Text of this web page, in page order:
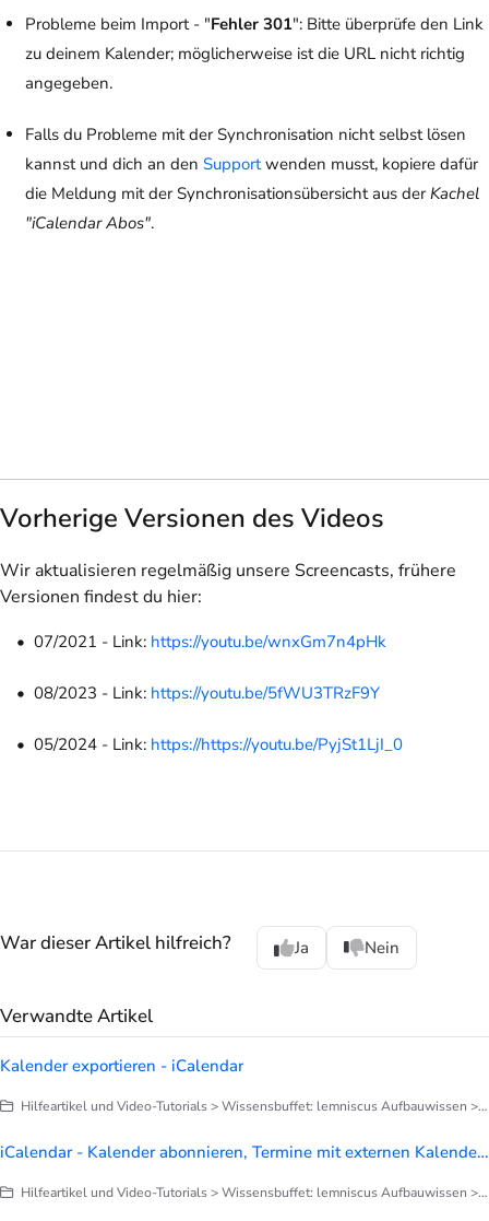
Probleme beim Import - "Fehler 301": Bitte überprüfe den Link
zu deinem Kalender; möglicherweise ist die URL nicht richtig
angegeben.
Falls du Probleme mit der Synchronisation nicht selbst lösen
kannst und dich an den Supportwenden musst, kopiere dafür
die Meldung mit der Synchronisationsübersicht aus derKachel
"iCalendar Abos".
Vorherige Versionen des Videos
Wir aktualisieren regelmäßig unsere Screencasts, frühere
Versionen findest du hier:
07/2021 - Link: https://youtu.be/wnxGm7n4pHk
08/2023 - Link: https://youtu.be/5fWU3TRzF9Y
05/2024 - Link: https://https://youtu.be/PyjSt1LjI_0
War dieser Artikel hilfreich? Ja Nein
Verwandte Artikel
Kalender exportieren - iCalendar
Hilfeartikel und Video-Tutorials > Wissensbuffet: lemniscus Aufbauwissen > Kalenderverwaltung
iCalendar - Kalender abonnieren, Termine mit externen Kalendern teilen
Hilfeartikel und Video-Tutorials > Wissensbuffet: lemniscus Aufbauwissen > Kalenderverwaltung